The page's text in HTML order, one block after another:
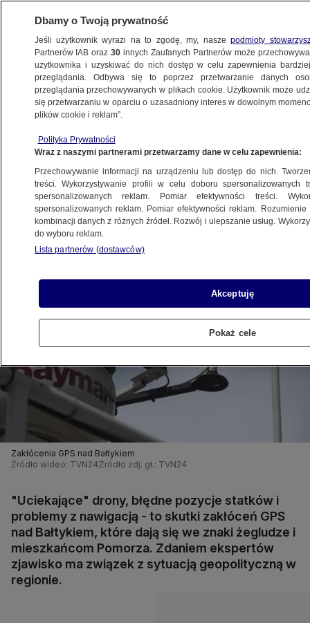
TRÓJMIASTO
i na Pomorzu. "Powtarzalne schematy"
Oprac.Natalia Grzybowska
14.05.2026, 09:40
Posłuchaj artykułu
Czyta lektor AI
Zakłócenia GPS nad Bałtykiem
Źródło wideo: TVN24 Źródło zdj. gł.: TVN24
"Uciekające" drony, błędne pozycje statków i
problemy z nawigacją - to skutki zakłóceń GPS
nad Bałtykiem, które dają się we znaki żegludze i
mieszkańcom Pomorza. Zdaniem ekspertów
zjawisko ma związek z sytuacją geopolityczną w
regionie.
Dbamy o Twoją prywatność
Jeśli użytkownik wyrazi na to zgodę, my, naszepodmioty
Partnerów IAB oraz30 innych Zaufanych Partnerów może
użytkownika i uzyskiwać do nich dostęp w celu zapewnienia
przeglądania. Odbywa się to poprzez przetwarzanie danych
przeglądania przechowywanych w plikach cookie. Użytkownik może
się przetwarzaniu w oparciu o uzasadniony interes w dowolnym
plików cookie i reklam”.
Polityka Prywatności
Wraz z naszymi partnerami przetwarzamy dane w celu zapewnienia:
Przechowywanie informacji na urządzeniu lub dostęp do nich.
treści. Wykorzystywanie profili w celu doboru spersonalizowanych
spersonalizowanych reklam. Pomiar efektywności treści.
spersonalizowanych reklam. Pomiar efektywności reklam.
kombinacji danych z różnych źródeł. Rozwój i ulepszanie usług.
do wyboru reklam.
Lista partnerów (dostawców)
Akceptuję
Pokaż cele